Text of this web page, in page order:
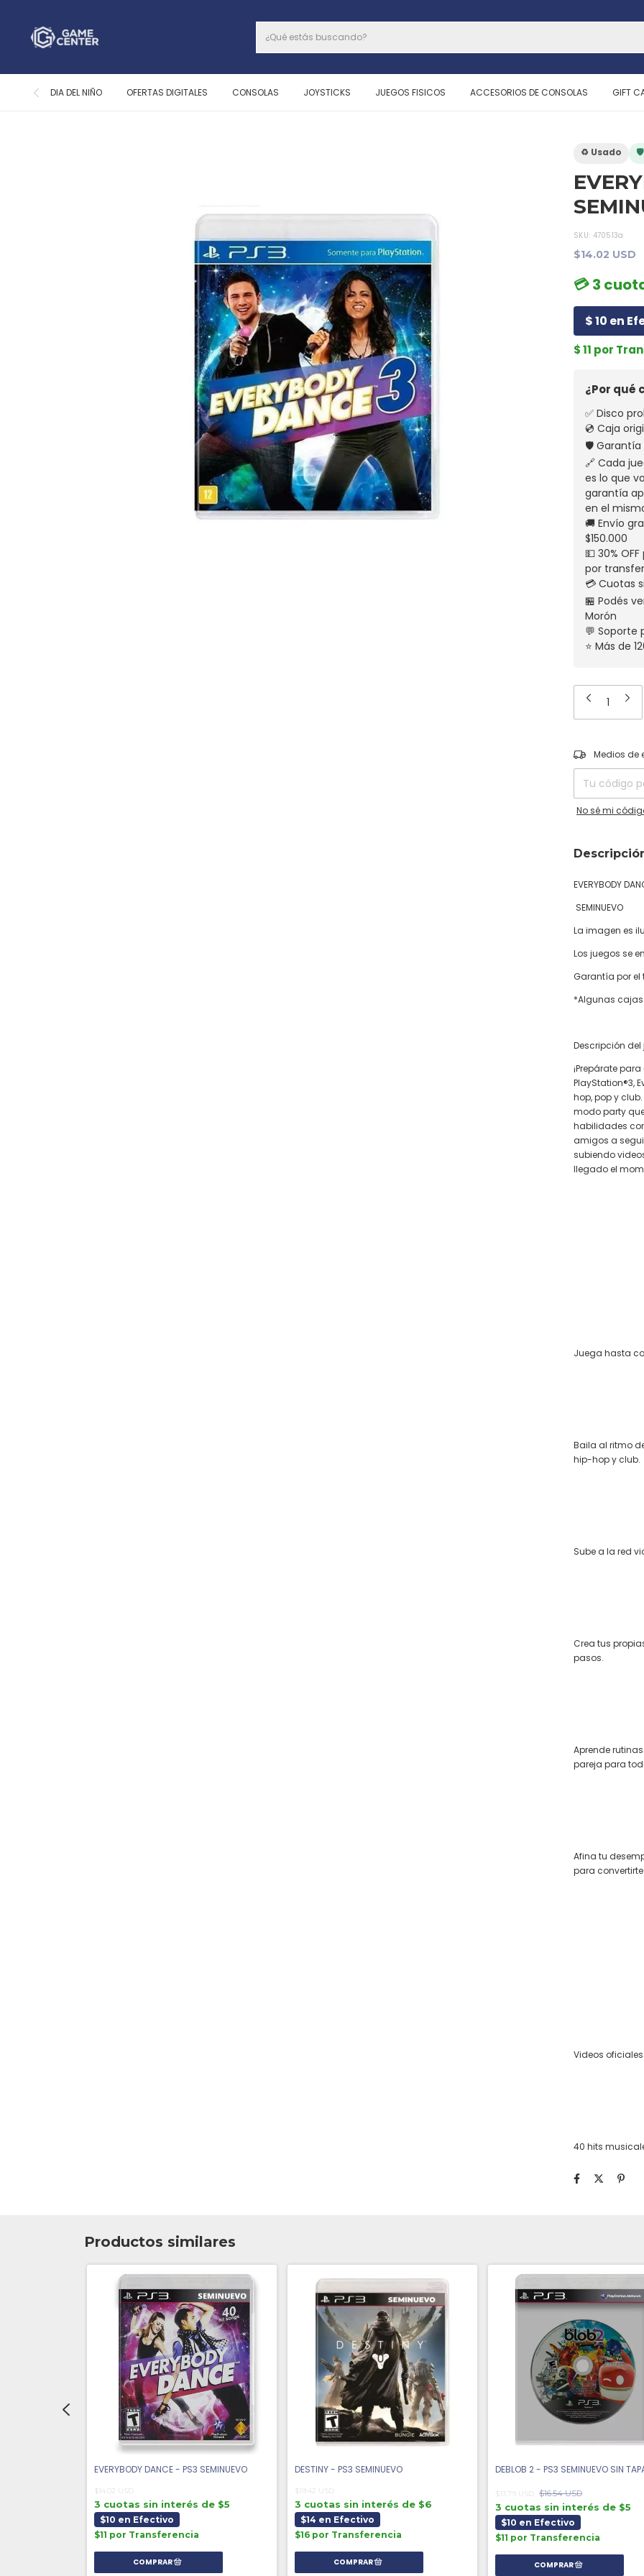
DIA DEL NIÑO OFERTAS DIGITALES CONSOLAS JOYSTICKS JUEGOS FISICOS ACCESORIOS DE CONSOLAS GIFT
♻️ Usado
SKU: 470513a
$14.02 USD
💳 3
$ 10 en
$ 11 por
¿Por qué
✅ Disco
💿 Caja
🛡️ Garantía
🔗 Cada
es lo que
garantía
en el
🚚 Envío
$150.000
💵 30%
por
💳 Cuotas
🏪 Podés
Morón
💬 Soporte
⭐ Más de
Entregas para
Medios de
No sé mi
EVERYBODY
SEMINUEVO
La imagen es
Los juegos se
Garantía por
*Algunas
Descripción del
¡Prepárate
PlayStation®3,
hop, pop y
modo party
habilidades
amigos a
subiendo
llegado el
Juega hasta
Baila al ritmo
hip-hop y club.
Sube a la red
Crea tus
pasos.
Aprende
pareja para
Afina tu
para
Videos
40 hits
Productos similares
EVERYBODY DANCE - PS3 SEMINUEVO
$14.02 USD
3 cuotas sin interés de $5
$10 en Efectivo
$11 por Transferencia
DESTINY - PS3 SEMINUEVO
$19.42 USD
3 cuotas sin interés de $6
$14 en Efectivo
$16 por Transferencia
DEBLOB 2 - PS3 SEMINUEVO SIN
$13.79 USD $16.54 USD
3 cuotas sin interés de $5
$10 en Efectivo
$11 por Transferencia